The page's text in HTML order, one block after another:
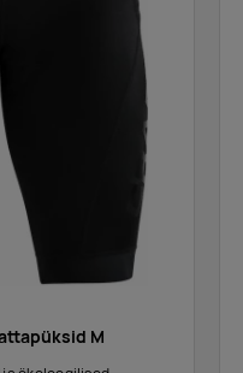
M